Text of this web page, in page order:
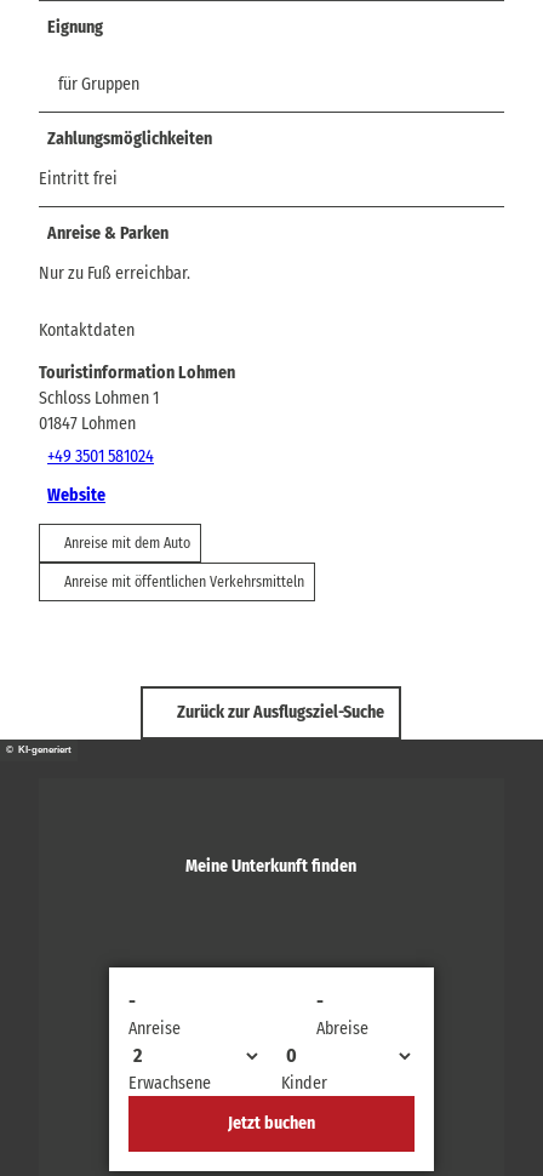
Eignung
für Gruppen
Zahlungsmöglichkeiten
Eintritt frei
Anreise & Parken
Nur zu Fuß erreichbar.
Kontaktdaten
Touristinformation Lohmen
Schloss Lohmen 1
01847 Lohmen
+49 3501 581024
Website
Anreise mit dem Auto
Anreise mit öffentlichen Verkehrsmitteln
Zurück zur Ausflugsziel-Suche
© KI-generiert
Meine Unterkunft finden
Anreise
-
Abreise
-
Erwachsene
Kinder
Jetzt buchen